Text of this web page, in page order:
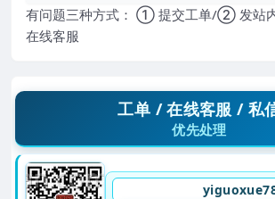
有问题三种方式： ① 提交工单/② 发站
在线客服
工单 / 在线客服 / 私
优先处理